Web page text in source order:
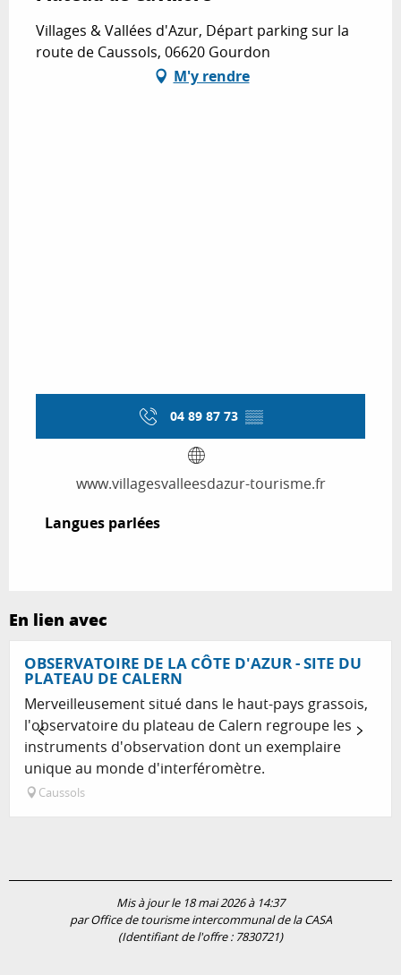
Villages & Vallées d'Azur, Départ parking sur la
route de Caussols, 06620 Gourdon
M'y rendre
04 89 87 73 ▒▒
www.villagesvalleesdazur-tourisme.fr
Langues parlées
Langues parlées
En lien avec
OBSERVATOIRE DE LA CÔTE D'AZUR - SITE DU
PLATEAU DE CALERN
Merveilleusement situé dans le haut-pays grassois,
l'observatoire du plateau de Calern regroupe les
instruments d'observation dont un exemplaire
unique au monde d'interféromètre.
Caussols
Mis à jour le 18 mai 2026 à 14:37
par Office de tourisme intercommunal de la CASA
(Identifiant de l'offre : 7830721)